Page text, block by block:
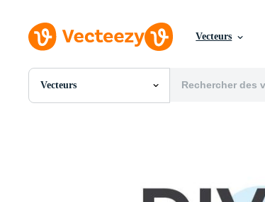
Vecteurs
Vecteurs
Toutes Images